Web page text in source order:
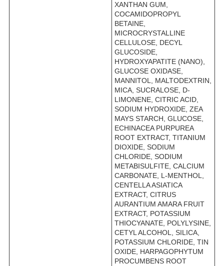
XANTHAN GUM,
COCAMIDOPROPYL
BETAINE,
MICROCRYSTALLINE
CELLULOSE, DECYL
GLUCOSIDE,
HYDROXYAPATITE (NANO),
GLUCOSE OXIDASE,
MANNITOL, MALTODEXTRIN,
MICA, SUCRALOSE, D-
LIMONENE, CITRIC ACID,
SODIUM HYDROXIDE, ZEA
MAYS STARCH, GLUCOSE,
ECHINACEA PURPUREA
ROOT EXTRACT, TITANIUM
DIOXIDE, SODIUM
CHLORIDE, SODIUM
METABISULFITE, CALCIUM
CARBONATE, L-MENTHOL,
CENTELLA ASIATICA
EXTRACT, CITRUS
AURANTIUM AMARA FRUIT
EXTRACT, POTASSIUM
THIOCYANATE, POLYLYSINE,
CETYL ALCOHOL, SILICA,
POTASSIUM CHLORIDE, TIN
OXIDE, HARPAGOPHYTUM
PROCUMBENS ROOT